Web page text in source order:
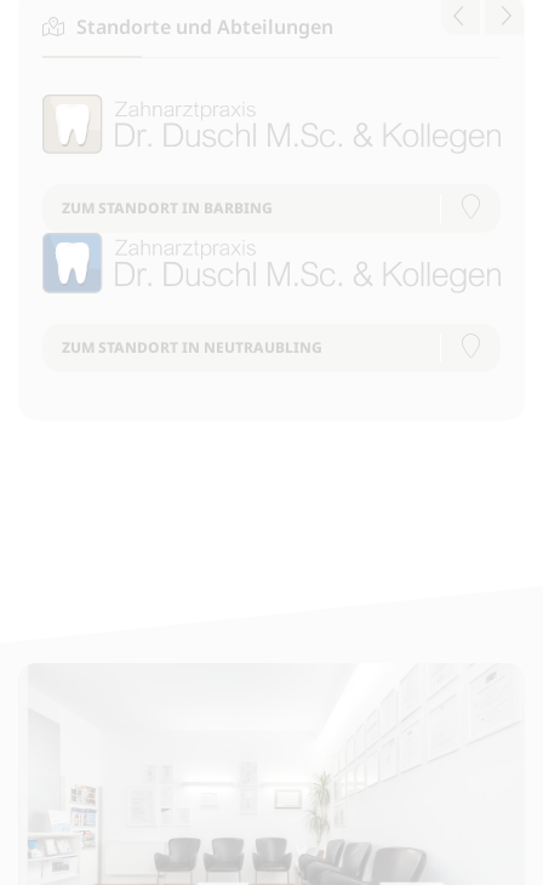
Standorte und Abteilungen
ZUM STANDORT IN BARBING
ZUM STANDORT IN NEUTRAUBLING